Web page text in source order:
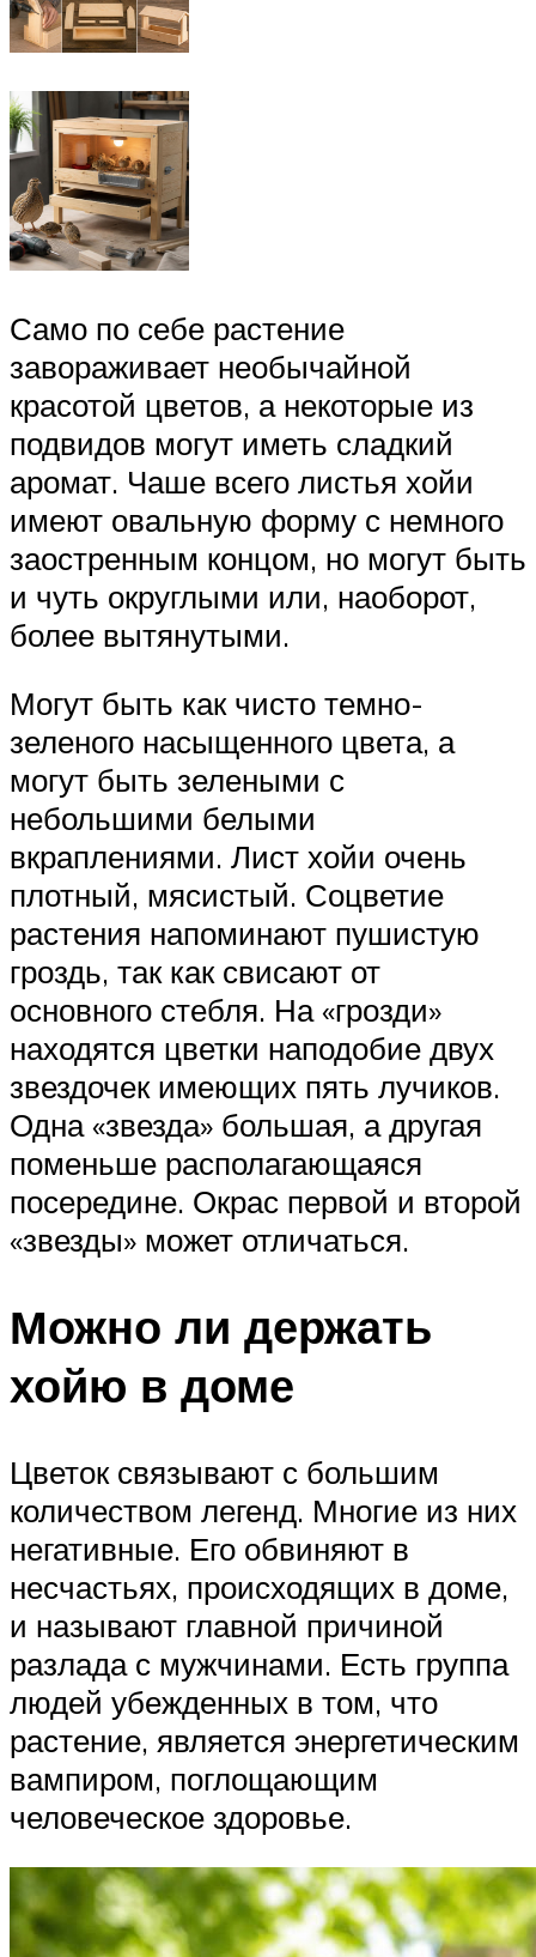
Само по себе растение
завораживает необычайной
красотой цветов, а некоторые из
подвидов могут иметь сладкий
аромат. Чаше всего листья хойи
имеют овальную форму с немного
заостренным концом, но могут быть
и чуть округлыми или, наоборот,
более вытянутыми.
Могут быть как чисто темно-
зеленого насыщенного цвета, а
могут быть зелеными с
небольшими белыми
вкраплениями. Лист хойи очень
плотный, мясистый. Соцветие
растения напоминают пушистую
гроздь, так как свисают от
основного стебля. На «грозди»
находятся цветки наподобие двух
звездочек имеющих пять лучиков.
Одна «звезда» большая, а другая
поменьше располагающаяся
посередине. Окрас первой и второй
«звезды» может отличаться.
Можно ли держать
хойю в доме
Цветок связывают с большим
количеством легенд. Многие из них
негативные. Его обвиняют в
несчастьях, происходящих в доме,
и называют главной причиной
разлада с мужчинами. Есть группа
людей убежденных в том, что
растение, является энергетическим
вампиром, поглощающим
человеческое здоровье.